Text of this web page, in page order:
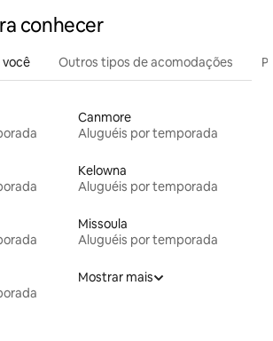
conhecer
Outros tipos de acomodações
Canmore
Aluguéis por temporada
Kelowna
Aluguéis por temporada
Missoula
Aluguéis por temporada
Mostrar mais